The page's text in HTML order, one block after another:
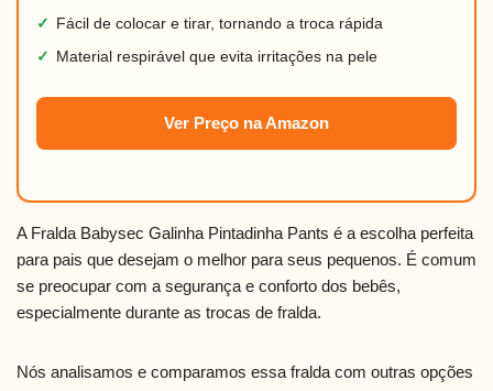
✓
Fácil de colocar e tirar, tornando a troca rápida
✓
Material respirável que evita irritações na pele
Ver Preço na Amazon
A Fralda Babysec Galinha Pintadinha Pants é a escolha perfeita
para pais que desejam o melhor para seus pequenos. É comum
se preocupar com a segurança e conforto dos bebês,
especialmente durante as trocas de fralda.
Nós analisamos e comparamos essa fralda com outras opções